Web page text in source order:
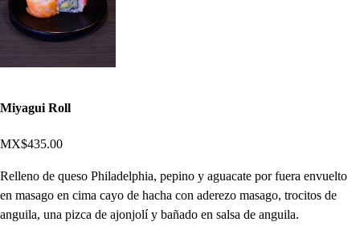
Miyagui Roll
MX$435.00
Relleno de queso Philadelphia, pepino y aguacate por fuera envuelto
en masago en cima cayo de hacha con aderezo masago, trocitos de
anguila, una pizca de ajonjolí y bañado en salsa de anguila.